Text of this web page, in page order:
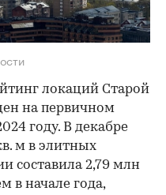
локаций Старой
на первичном
году. В декабре
м в элитных
составила 2,79 млн
в начале года,